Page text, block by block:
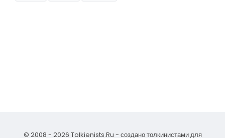
© 2008 - 2026 Tolkienists.Ru - создано толкинистами для